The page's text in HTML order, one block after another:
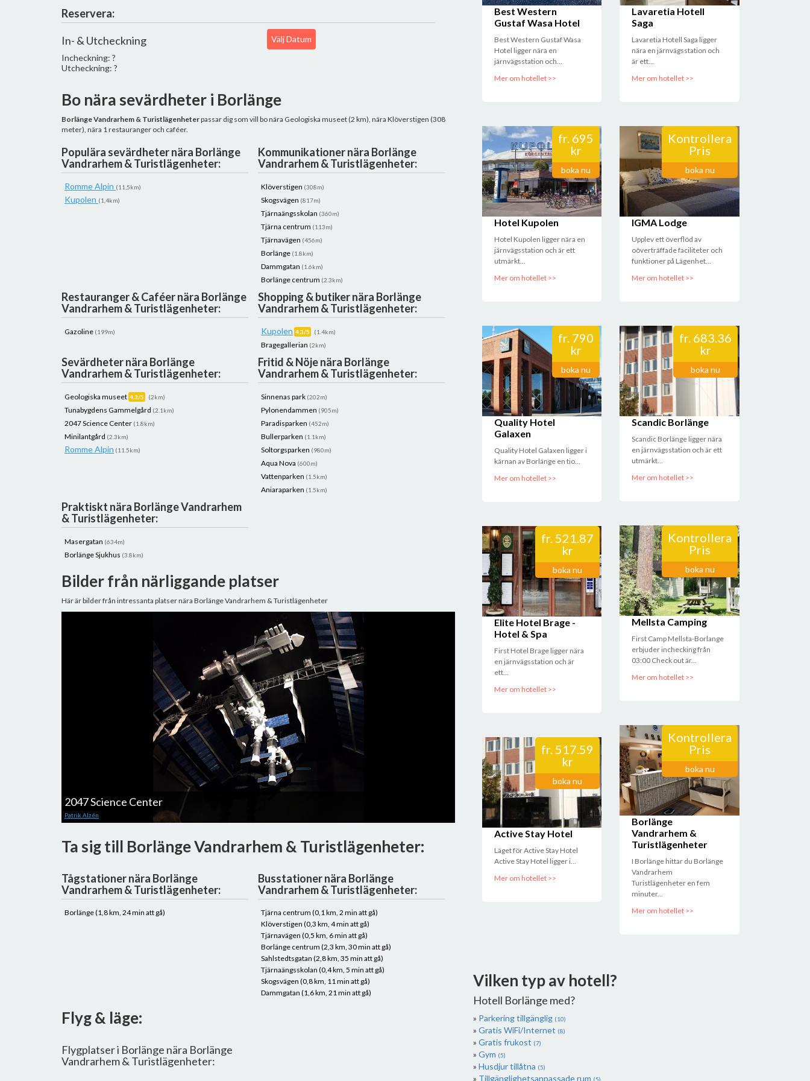
Reservera:
In- & Utcheckning
Incheckning: ?
Utcheckning: ?
Välj Datum
Bo nära sevärdheter i Borlänge
Borlänge Vandrarhem & Turistlägenheterpassar dig som vill bo nära Geologiska museet (2 km), nära Klöverstigen (308
meter), nära 1 restauranger och caféer.
Populära sevärdheter nära Borlänge
Vandrarhem & Turistlägenheter:
Romme Alpin (11,5km)
Kupolen (1,4km)
Kommunikationer nära Borlänge
Vandrarhem & Turistlägenheter:
Klöverstigen (308m)
Skogsvägen (817m)
Tjärnaängsskolan (360m)
Tjärna centrum (113m)
Tjärnavägen (456m)
Borlänge (1.8km)
Dammgatan (1.6km)
Borlänge centrum (2.3km)
Restauranger & Caféer nära Borlänge
Vandrarhem & Turistlägenheter:
Gazoline (199m)
Shopping & butiker nära Borlänge
Vandrarhem & Turistlägenheter:
Kupolen 4.3/5 (1.4km)
Bragegallerian (2km)
Sevärdheter nära Borlänge
Vandrarhem & Turistlägenheter:
Geologiska museet 4.3/5 (2km)
Tunabygdens Gammelgård (2.1km)
2047 Science Center (1.8km)
Minilantgård (2.3km)
Romme Alpin (11.5km)
Fritid & Nöje nära Borlänge
Vandrarhem & Turistlägenheter:
Sinnenas park (202m)
Pylonendammen (905m)
Paradisparken (452m)
Bullerparken (1.1km)
Soltorgsparken (980m)
Aqua Nova (600m)
Vattenparken (1.5km)
Aniaraparken (1.5km)
Praktiskt nära Borlänge Vandrarhem
& Turistlägenheter:
Masergatan (634m)
Borlänge Sjukhus (3.8km)
Bilder från närliggande platser
Här är bilder från intressanta platser nära Borlänge Vandrarhem & Turistlägenheter
2047 Science Center
Patrik Alzén
Ta sig till Borlänge Vandrarhem & Turistlägenheter:
Tågstationer nära Borlänge
Vandrarhem & Turistlägenheter:
Borlänge (1,8 km, 24 min att gå)
Busstationer nära Borlänge
Vandrarhem & Turistlägenheter:
Tjärna centrum (0,1 km, 2 min att gå)
Klöverstigen (0,3 km, 4 min att gå)
Tjärnavägen (0,5 km, 6 min att gå)
Borlänge centrum (2,3 km, 30 min att gå)
Sahlstedtsgatan (2,8 km, 35 min att gå)
Tjärnaängsskolan (0,4 km, 5 min att gå)
Skogsvägen (0,8 km, 11 min att gå)
Dammgatan (1,6 km, 21 min att gå)
Flyg & läge:
Flygplatser i Borlänge nära Borlänge
Vandrarhem & Turistlägenheter:
Best Western
Gustaf Wasa Hotel
Best Western Gustaf Wasa
Hotel ligger nära en
järnvägsstation och...
Mer om hotellet >>
fr. 695
kr
boka nu
Hotel Kupolen
Hotel Kupolen ligger nära en
järnvägsstation och är ett
utmärkt...
Mer om hotellet >>
fr. 790
kr
boka nu
Quality Hotel
Galaxen
Quality Hotel Galaxen ligger i
kärnan av Borlänge en tio...
Mer om hotellet >>
fr.521.87
kr
boka nu
Elite Hotel Brage -
Hotel & Spa
First Hotel Brage ligger nära
en järnvägsstation och är
ett...
Mer om hotellet >>
fr.517.59
kr
boka nu
Active Stay Hotel
Läget för Active Stay Hotel
Active Stay Hotel ligger i...
Mer om hotellet >>
Lavaretia Hotell
Saga
Lavaretia Hotell Saga ligger
nära en järnvägsstation och
är ett...
Mer om hotellet >>
Kontrollera
Pris
boka nu
IGMA Lodge
Upplev ett överflöd av
oöverträffade faciliteter och
funktioner på Lägenhet...
Mer om hotellet >>
fr. 683.36
kr
boka nu
Scandic Borlänge
Scandic Borlänge ligger nära
en järnvägsstation och är ett
utmärkt...
Mer om hotellet >>
Kontrollera
Pris
boka nu
Mellsta Camping
First Camp Mellsta-Borlange
erbjuder inchecking från
03:00 Check out är...
Mer om hotellet >>
Kontrollera
Pris
boka nu
Borlänge
Vandrarhem &
Turistlägenheter
I Borlänge hittar du Borlänge
Vandrarhem
Turistlägenheter en fem
minuter...
Mer om hotellet >>
Vilken typ av hotell?
Hotell Borlänge med?
Parkering tillgänglig (10)
Gratis WiFi/Internet (8)
Gratis frukost (7)
Gym (5)
Husdjur tillåtna (5)
Tillgänglighetsanpassade rum (5)